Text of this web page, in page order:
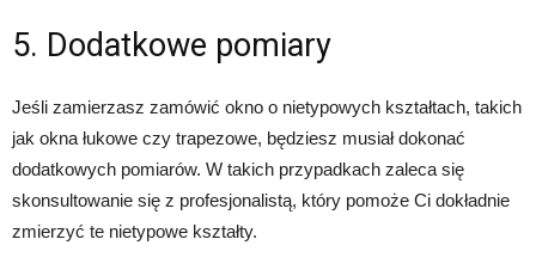
5. Dodatkowe pomiary
Jeśli zamierzasz zamówić okno o nietypowych kształtach, takich
jak okna łukowe czy trapezowe, będziesz musiał dokonać
dodatkowych pomiarów. W takich przypadkach zaleca się
skonsultowanie się z profesjonalistą, który pomoże Ci dokładnie
zmierzyć te nietypowe kształty.